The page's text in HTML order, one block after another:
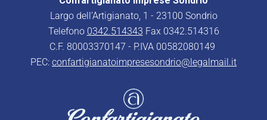
Largo dell’Artigianato, 1 - 23100 Sondrio
Telefono 0342.514343 Fax 0342.514316
C.F. 80003370147 - P.IVA 00582080149
PEC: confartigianatoimpresesondrio@legalmail.it